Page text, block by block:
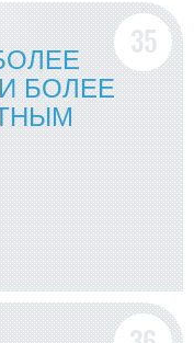
БОЛЕЕ